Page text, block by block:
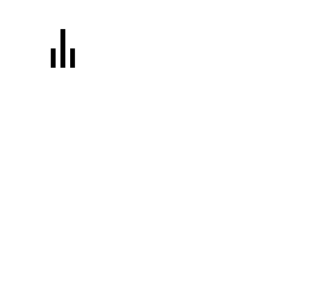
NEW Gruppe